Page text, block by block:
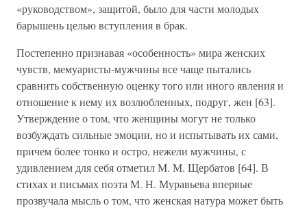
«руководством», защитой, было для части молодых
барышень целью вступления в брак.
Постепенно признавая «особенность» мира женских
чувств, мемуаристы-мужчины все чаще пытались
сравнить собственную оценку того или иного явления и
отношение к нему их возлюбленных, подруг, жен [63].
Утверждение о том, что женщины могут не только
возбуждать сильные эмоции, но и испытывать их сами,
причем более тонко и остро, нежели мужчины, с
удивлением для себя отметил М. М. Щербатов [64]. В
стихах и письмах поэта М. Н. Муравьева впервые
прозвучала мысль о том, что женская натура может быть